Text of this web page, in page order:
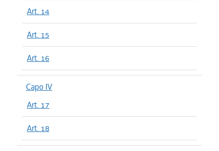
Art. 14
Art. 15
Art. 16
Capo IV
Art. 17
Art. 18